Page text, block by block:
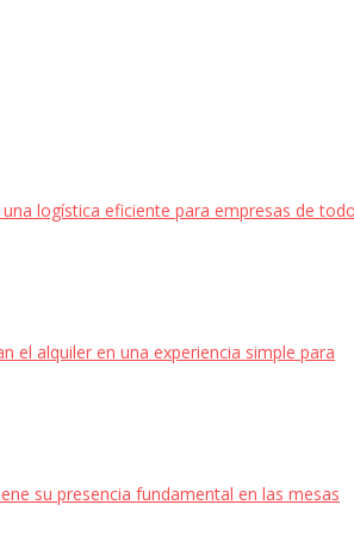
logística eficiente para empresas de
el alquiler en una experiencia simple para
su presencia fundamental en las mesas